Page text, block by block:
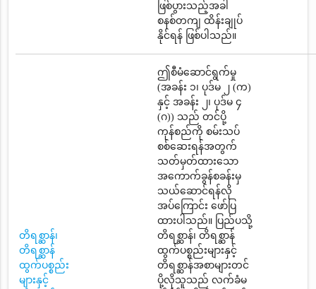
ဖြစ်ပွားသည့်အခါ
စနစ်တကျ ထိန်းချုပ်
နိုင်ရန် ဖြစ်ပါသည်။
တိရစ္ဆာန်၊
တိရစ္ဆာန်
ထွက်ပစ္စည်း
များနှင့်
ဤစီမံဆောင်ရွက်မှု
(အခန်း ၁၊ ပုဒ်မ ၂ (က)
နှင့် အခန်း ၂၊ ပုဒ်မ ၄
(ဂ)) သည် တင်ပို့
ကုန်စည်ကို စမ်းသပ်
စစ်ဆေးရန်အတွက်
သတ်မှတ်ထားသော
အကောက်ခွန်စခန်းမှ
သယ်ဆောင်ရန်လို
အပ်ကြောင်း ဖော်ပြ
ထားပါသည်။ ပြည်ပသို့
တိရစ္ဆာန်၊ တိရစ္ဆာန်
ထွက်ပစ္စည်းများနှင့်
တိရစ္ဆာန်အစာများတင်
ပို့လိုသူသည် လက်ခံမ